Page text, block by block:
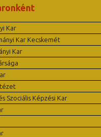
Kar
Kar Kecskemét
Kar
Szociális Képzési Kar